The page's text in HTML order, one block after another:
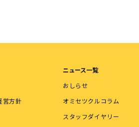
営方針
ニュース一覧
おしらせ
オミセツクルコラム
スタッフダイヤリー